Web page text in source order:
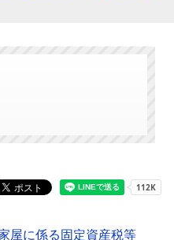
屋に係る固定資産税等